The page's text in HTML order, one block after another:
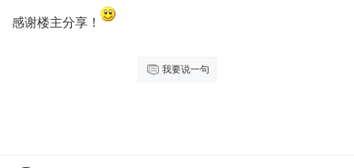
感谢楼主分享！
我要说一句